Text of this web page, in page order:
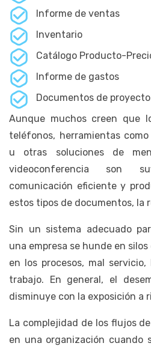
Informe de ventas
Inventario
Catálogo Producto-
Informe de gastos
Documentos de proyecto
Aunque muchos creen que
teléfonos, herramientas como
u otras soluciones de
videoconferencia son
comunicación eficiente y
estos tipos de documentos, la
Sin un sistema adecuado
una empresa se hunde en
en los procesos, mal
trabajo. En general, el
disminuye con la exposición a
La complejidad de los flujos
en una organización cuando